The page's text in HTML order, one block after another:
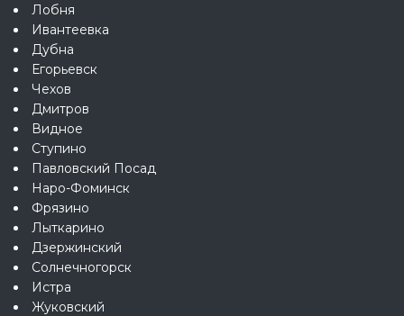
Лобня
Ивантеевка
Дубна
Егорьевск
Чехов
Дмитров
Видное
Ступино
Павловский Посад
Наро-Фоминск
Фрязино
Лыткарино
Дзержинский
Солнечногорск
Истра
Жуковский